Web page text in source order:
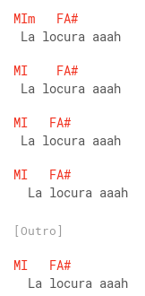
MIm
FA#
La locura aaah
MI
FA#
La locura aaah
MI
FA#
La locura aaah
MI
FA#
  La locura aaah
[Outro]
MI
FA#
  La locura aaah